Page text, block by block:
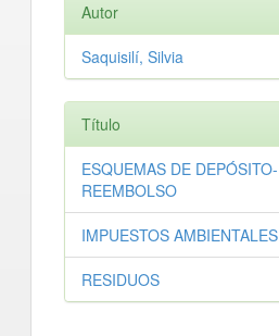
Autor
Saquisilí, Silvia
Título
ESQUEMAS DE DEPÓSITO-
REEMBOLSO
IMPUESTOS AMBIENTALES
RESIDUOS